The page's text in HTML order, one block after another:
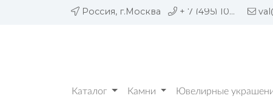
Россия, г.Москва + 7 (495) 109 05 72
Каталог Камни Ювелирные